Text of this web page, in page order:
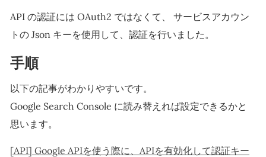
API の認証には OAuth2 ではなくて、 サービスアカウン
トの Json キーを使用して、認証を行いました。
手順
以下の記事がわかりやすいです。
Google Search Console に読み替えれば設定できるかと
思います。
[API] Google APIを使う際に、APIを有効化して認証キー